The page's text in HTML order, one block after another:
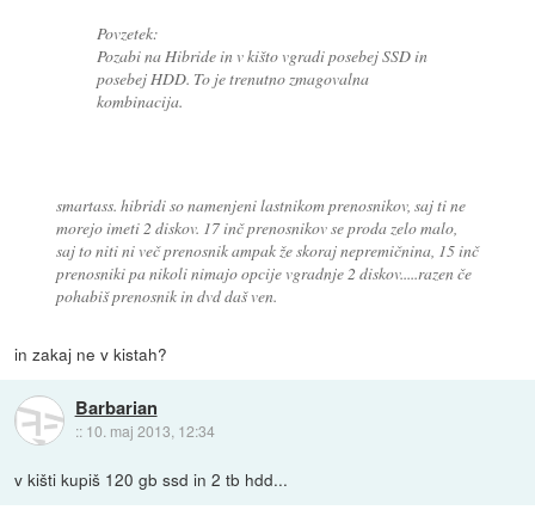
Povzetek:
Pozabi na Hibride in v kišto vgradi posebej SSD in
posebej HDD. To je trenutno zmagovalna
kombinacija.
smartass. hibridi so namenjeni lastnikom prenosnikov, saj ti ne
morejo imeti 2 diskov. 17 inč prenosnikov se proda zelo malo,
saj to niti ni več prenosnik ampak že skoraj nepremičnina, 15 inč
prenosniki pa nikoli nimajo opcije vgradnje 2 diskov.....razen če
pohabiš prenosnik in dvd daš ven.
in zakaj ne v kistah?
Barbarian
:: 10. maj 2013, 12:34
v kišti kupiš 120 gb ssd in 2 tb hdd...